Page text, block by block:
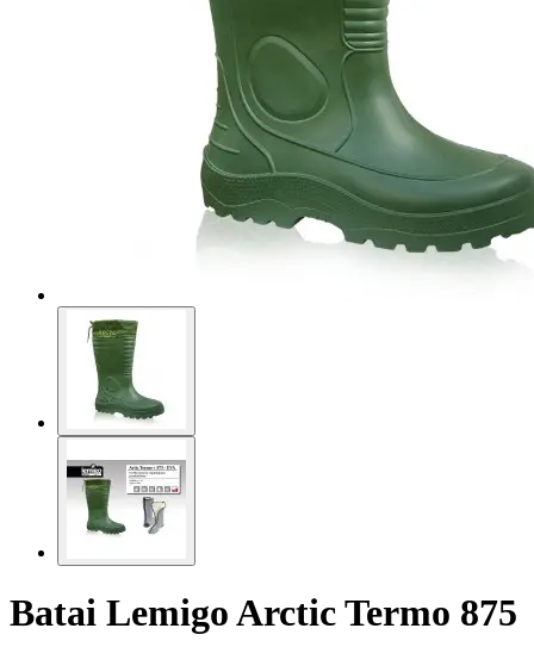
Batai Lemigo Arctic Termo 875